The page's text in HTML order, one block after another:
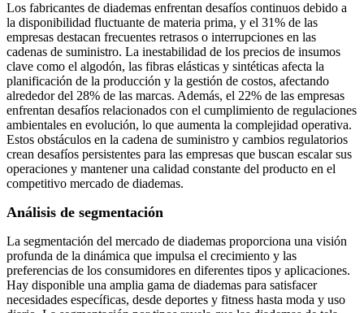
Los fabricantes de diademas enfrentan desafíos continuos debido a
la disponibilidad fluctuante de materia prima, y ​​el 31% de las
empresas destacan frecuentes retrasos o interrupciones en las
cadenas de suministro. La inestabilidad de los precios de insumos
clave como el algodón, las fibras elásticas y sintéticas afecta la
planificación de la producción y la gestión de costos, afectando
alrededor del 28% de las marcas. Además, el 22% de las empresas
enfrentan desafíos relacionados con el cumplimiento de regulaciones
ambientales en evolución, lo que aumenta la complejidad operativa.
Estos obstáculos en la cadena de suministro y cambios regulatorios
crean desafíos persistentes para las empresas que buscan escalar sus
operaciones y mantener una calidad constante del producto en el
competitivo mercado de diademas.
Análisis de segmentación
La segmentación del mercado de diademas proporciona una visión
profunda de la dinámica que impulsa el crecimiento y las
preferencias de los consumidores en diferentes tipos y aplicaciones.
Hay disponible una amplia gama de diademas para satisfacer
necesidades específicas, desde deportes y fitness hasta moda y uso